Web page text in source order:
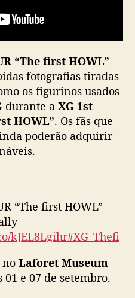
l
n
o
p
ã
“The first HOWL”
fotografias tiradas
os figurinos usados
durante a XG 1st
HOWL”. Os fãs que
poderão adquirir
“The first HOWL”
kJEL8Lgihr#XG_Thefi
no Laforet Museum
01 e 07 de setembro.